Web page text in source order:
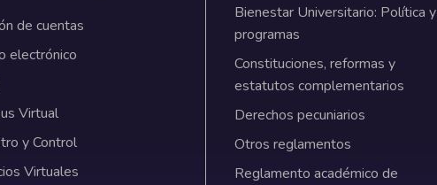
de cuentas
electrónico
Virtual
y Control
Virtuales
Bienestar Universitario: Política y
programas
Constituciones, reformas y
estatutos complementarios
Derechos pecuniarios
Otros reglamentos
Reglamento académico de